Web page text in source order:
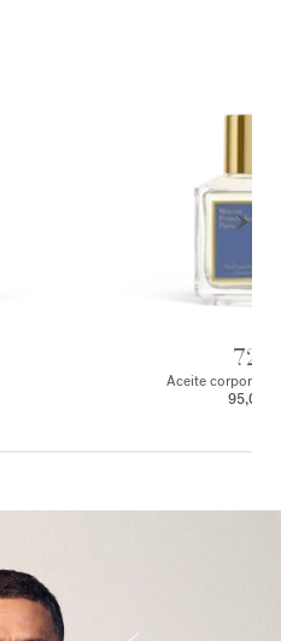
724
Aceite corporal
95,00 €